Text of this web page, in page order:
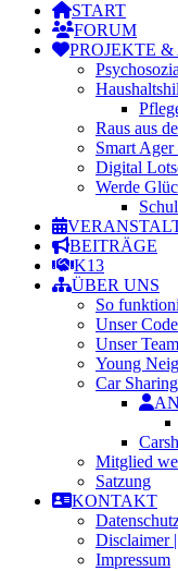
START
FORUM
PROJEKTE
Raus aus
Smart
Digital
Werde
BEITRÄGE
K13
ÜBER UNS
So
Unser
Unser Team
Young
Car Sharing
Mitglied
Satzung
KONTAKT
Disclaimer
Impressum